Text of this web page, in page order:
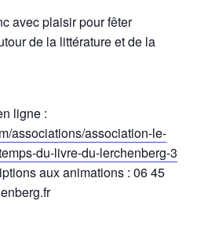
avec plaisir pour fêter
de la littérature et de la
ligne :
associations/association-le-
du-livre-du-lerchenberg-3
aux animations : 06 45